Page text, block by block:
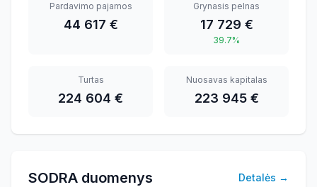
Pardavimo pajamos
44 617 €
Grynasis pelnas
17 729 €
39.7%
Turtas
224 604 €
Nuosavas kapitalas
223 945 €
SODRA duomenys Detalės →